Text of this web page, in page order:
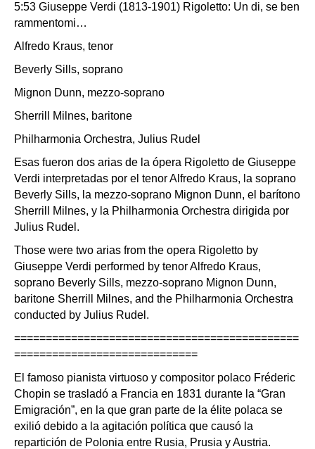
5:53 Giuseppe Verdi (1813-1901) Rigoletto: Un di, se ben
rammentomi…
Alfredo Kraus, tenor
Beverly Sills, soprano
Mignon Dunn, mezzo-soprano
Sherrill Milnes, baritone
Philharmonia Orchestra, Julius Rudel
Esas fueron dos arias de la ópera Rigoletto de Giuseppe
Verdi interpretadas por el tenor Alfredo Kraus, la soprano
Beverly Sills, la mezzo-soprano Mignon Dunn, el barítono
Sherrill Milnes, y la Philharmonia Orchestra dirigida por
Julius Rudel.
Those were two arias from the opera Rigoletto by
Giuseppe Verdi performed by tenor Alfredo Kraus,
soprano Beverly Sills, mezzo-soprano Mignon Dunn,
baritone Sherrill Milnes, and the Philharmonia Orchestra
conducted by Julius Rudel.
=============================================
=============================
El famoso pianista virtuoso y compositor polaco Fréderic
Chopin se trasladó a Francia en 1831 durante la “Gran
Emigración”, en la que gran parte de la élite polaca se
exilió debido a la agitación política que causó la
repartición de Polonia entre Rusia, Prusia y Austria.